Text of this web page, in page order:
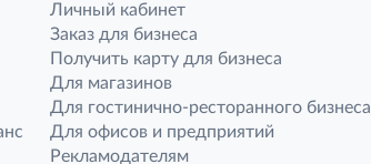
Личный кабинет
Заказ для бизнеса
Получить карту для бизнеса
Для магазинов
Для гостинично-ресторанного бизнеса
Для офисов и предприятий
Рекламодателям